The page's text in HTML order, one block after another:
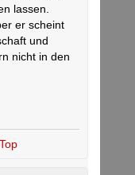
lassen.
er scheint
und
nicht in den